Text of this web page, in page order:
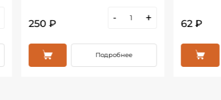
250 ₽
- +
Подробнее
62 ₽